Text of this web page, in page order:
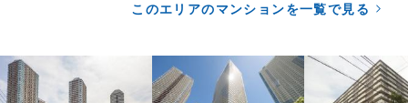
このエリアのマンションを一覧で見る